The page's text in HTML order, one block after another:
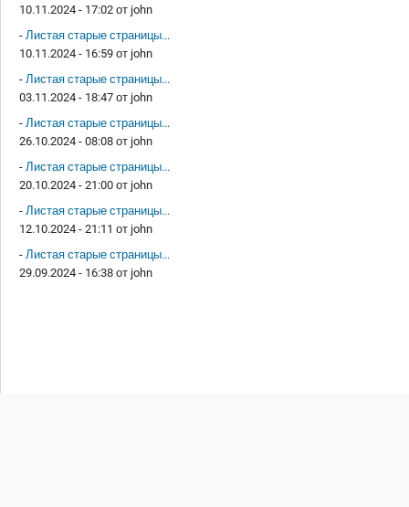
10.11.2024 - 17:02 от john
- Листая старые страницы...
10.11.2024 - 16:59 от john
- Листая старые страницы...
03.11.2024 - 18:47 от john
- Листая старые страницы...
26.10.2024 - 08:08 от john
- Листая старые страницы...
20.10.2024 - 21:00 от john
- Листая старые страницы...
12.10.2024 - 21:11 от john
- Листая старые страницы...
29.09.2024 - 16:38 от john